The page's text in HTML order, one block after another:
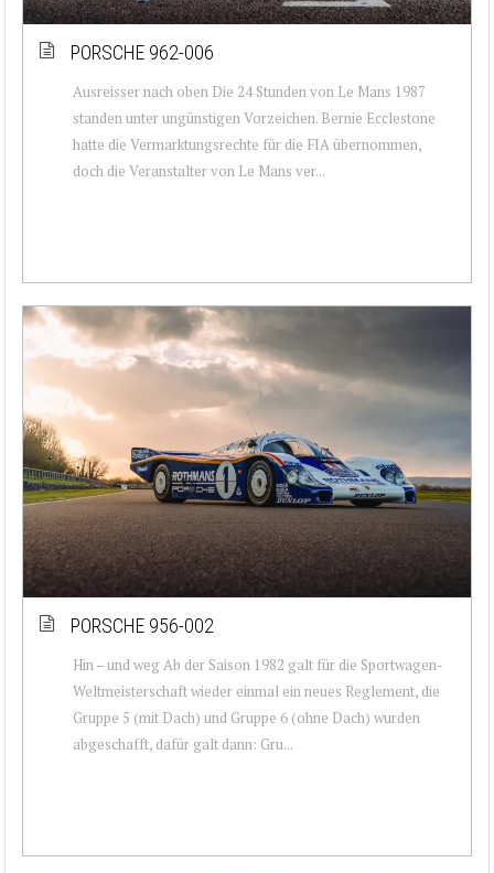
PORSCHE 962-006
Ausreisser nach oben Die 24 Stunden von Le Mans 1987
standen unter ungünstigen Vorzeichen. Bernie Ecclestone
hatte die Vermarktungsrechte für die FIA übernommen,
doch die Veranstalter von Le Mans ver...
PORSCHE 956-002
Hin – und weg Ab der Saison 1982 galt für die Sportwagen-
Weltmeisterschaft wieder einmal ein neues Reglement, die
Gruppe 5 (mit Dach) und Gruppe 6 (ohne Dach) wurden
abgeschafft, dafür galt dann: Gru...